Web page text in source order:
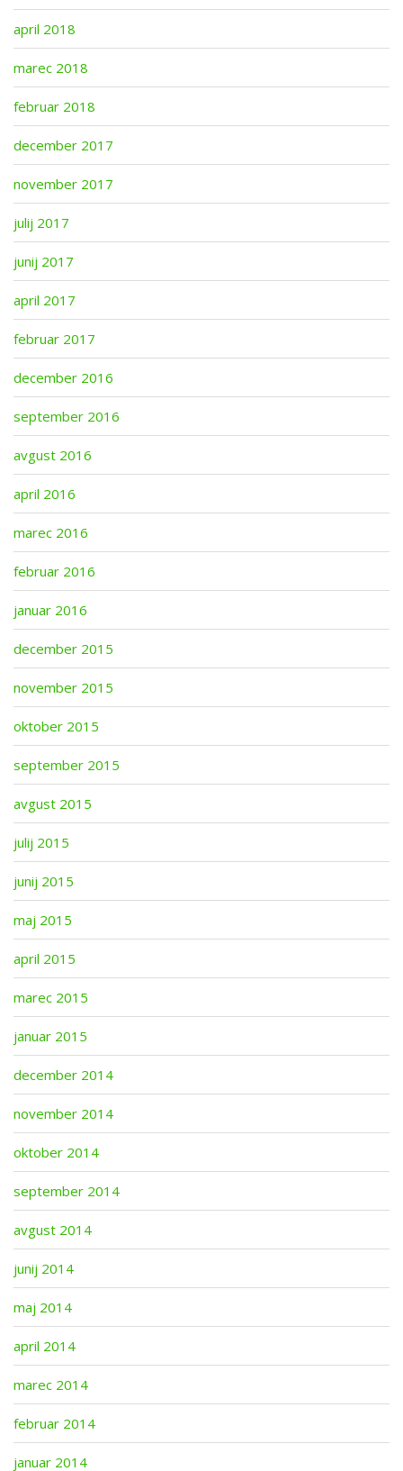
april 2018
marec 2018
februar 2018
december 2017
november 2017
julij 2017
junij 2017
april 2017
februar 2017
december 2016
september 2016
avgust 2016
april 2016
marec 2016
februar 2016
januar 2016
december 2015
november 2015
oktober 2015
september 2015
avgust 2015
julij 2015
junij 2015
maj 2015
april 2015
marec 2015
januar 2015
december 2014
november 2014
oktober 2014
september 2014
avgust 2014
junij 2014
maj 2014
april 2014
marec 2014
februar 2014
januar 2014